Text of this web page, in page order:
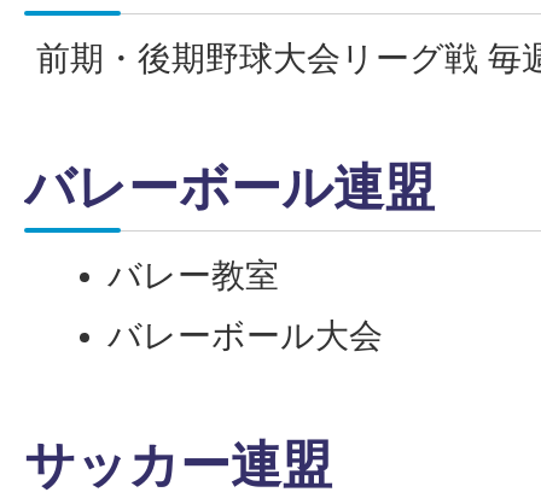
前期・後期野球大会リーグ戦 毎
バレーボール連盟
バレー教室
バレーボール大会
サッカー連盟